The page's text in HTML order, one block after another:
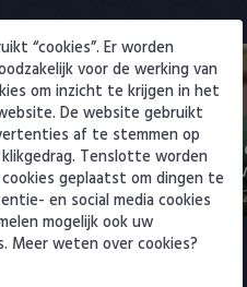
PSV
ervaren
6 augustus
“cookies”. Er worden
voor de werking van
om inzicht te krijgen in het
De website gebruikt
af te stemmen op
Tenslotte worden
geplaatst om dingen te
en social media cookies
mogelijk ook uw
Meer weten over cookies?